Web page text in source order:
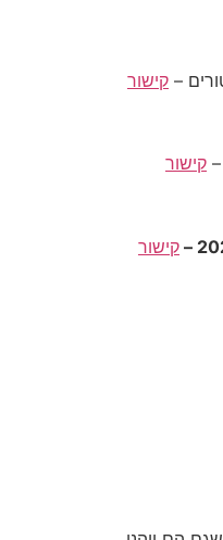
– קישור
קישור
קישור